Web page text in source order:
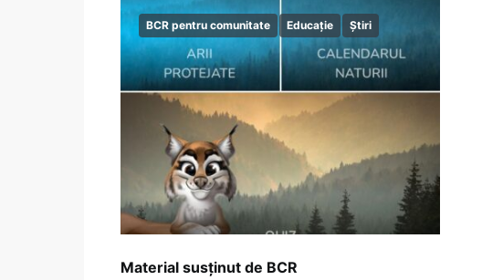
BCR pentru comunitate Educație Știri
Material susținut de BCR